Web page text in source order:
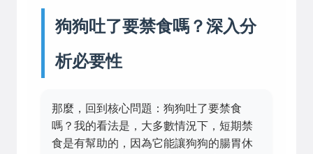
狗狗吐了要禁食嗎？深入分
析必要性
那麼，回到核心問題：狗狗吐了要禁食
嗎？我的看法是，大多數情況下，短期禁
食是有幫助的，因為它能讓狗狗的腸胃休